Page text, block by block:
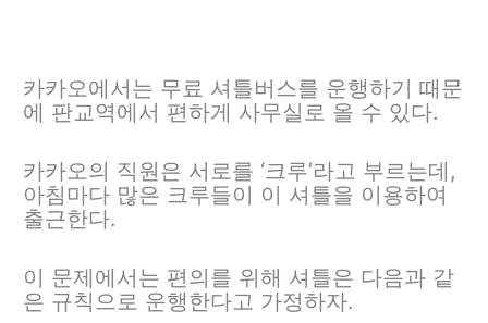
카카오에서는 무료 셔틀버스를 운행하기 때문
에 판교역에서 편하게 사무실로 올 수 있다.
카카오의 직원은 서로를 ‘크루’라고 부르는데,
아침마다 많은 크루들이 이 셔틀을 이용하여
출근한다.
이 문제에서는 편의를 위해 셔틀은 다음과 같
은 규칙으로 운행한다고 가정하자.